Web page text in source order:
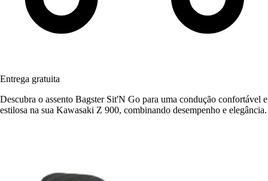
Entrega gratuita
Descubra o assento Bagster Sit'N Go para uma condução confortável e
estilosa na sua Kawasaki Z 900, combinando desempenho e elegância.